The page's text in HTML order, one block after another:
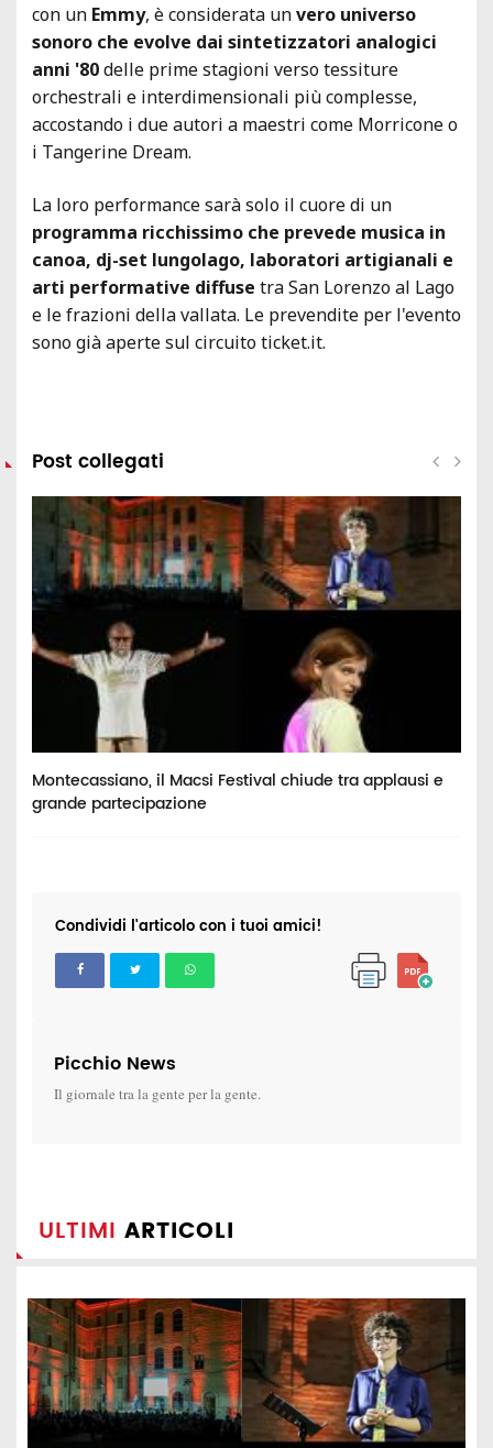
con un Emmy, è considerata unvero universo
sonoro che evolve dai sintetizzatori analogici
anni '80delle prime stagioni verso tessiture
orchestrali e interdimensionali più complesse,
accostando i due autori a maestri come Morricone o
i Tangerine Dream.
La loro performance sarà solo il cuore di un
programma ricchissimo che prevede musica in
canoa, dj-set lungolago, laboratori artigianali e
arti performative diffuse tra San Lorenzo al Lago
e le frazioni della vallata. Le prevendite per l'evento
sono già aperte sul circuito ticket.it.
Post collegati
Montecassiano, il Macsi Festival chiude tra applausi e
grande partecipazione
Condividi l'articolo con i tuoi amici!
Picchio News
Il giornale tra la gente per la gente.
ULTIMI ARTICOLI